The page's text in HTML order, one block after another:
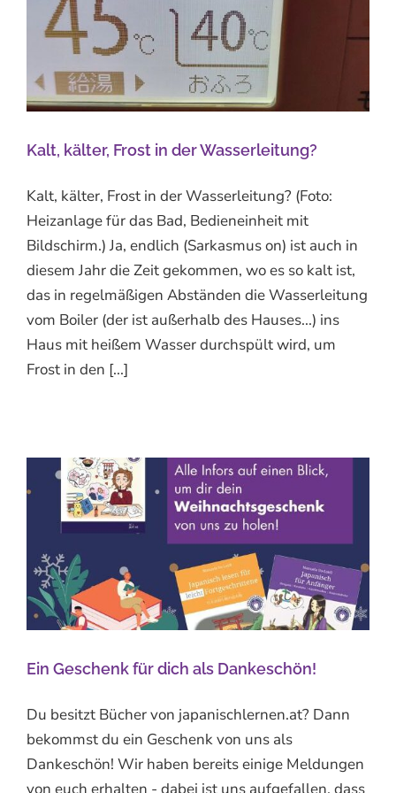
Kalt, kälter, Frost in der Wasserleitung?
Kalt, kälter, Frost in der Wasserleitung? (Foto:
Heizanlage für das Bad, Bedieneinheit mit
Bildschirm.) Ja, endlich (Sarkasmus on) ist auch in
diesem Jahr die Zeit gekommen, wo es so kalt ist,
das in regelmäßigen Abständen die Wasserleitung
vom Boiler (der ist außerhalb des Hauses...) ins
Haus mit heißem Wasser durchspült wird, um
Frost in den [...]
Ein Geschenk für dich als Dankeschön!
Du besitzt Bücher von japanischlernen.at? Dann
bekommst du ein Geschenk von uns als
Dankeschön! Wir haben bereits einige Meldungen